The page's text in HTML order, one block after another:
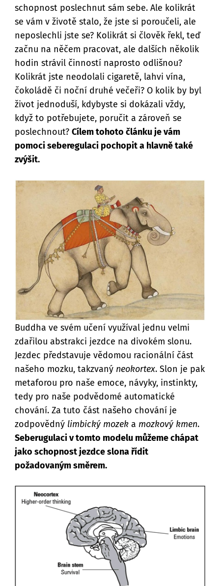
schopnost poslechnut sám sebe. Ale kolikrát
se vám v životě stalo, že jste si poroučeli, ale
neposlechli jste se? Kolikrát si člověk řekl, teď
začnu na něčem pracovat, ale dalších několik
hodin strávil činností naprosto odlišnou?
Kolikrát jste neodolali cigaretě, lahvi vína,
čokoládě či noční druhé večeři? O kolik by byl
život jednoduší, kdybyste si dokázali vždy,
když to potřebujete, poručit a zároveň se
poslechnout? Cílem tohoto článku je vám
pomoci seberegulaci pochopit a hlavně také
zvýšit.
Buddha ve svém učení využíval jednu velmi
zdařilou abstrakci jezdce na divokém slonu.
Jezdec představuje vědomou racionální část
našeho mozku, takzvaný neokortex. Slon je pak
metaforou pro naše emoce, návyky, instinkty,
tedy pro naše podvědomé automatické
chování. Za tuto část našeho chování je
zodpovědný limbický mozek a mozkový kmen.
Seberugulaci v tomto modelu můžeme chápat
jako schopnost jezdce slona řídit
požadovaným směrem.